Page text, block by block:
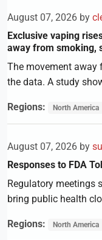
August 07, 2026 by
Exclusive vaping
away from smoking,
The movement away
the data. A study
Regions: North America
August 07, 2026 by
Responses to FDA
Regulatory meetings
bring public health
Regions: North America